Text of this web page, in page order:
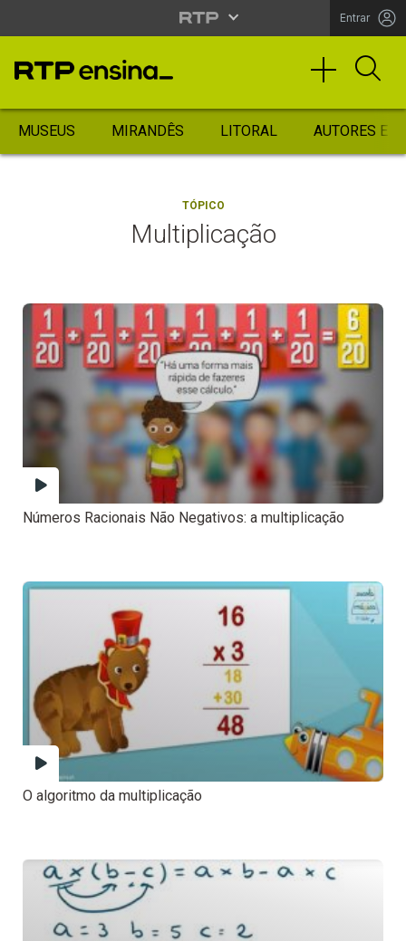
Entrar
MUSEUS MIRANDÊS LITORAL AUTORES
TÓPICO
Multiplicação
Números Racionais Não Negativos: a multiplicação
O algoritmo da multiplicação